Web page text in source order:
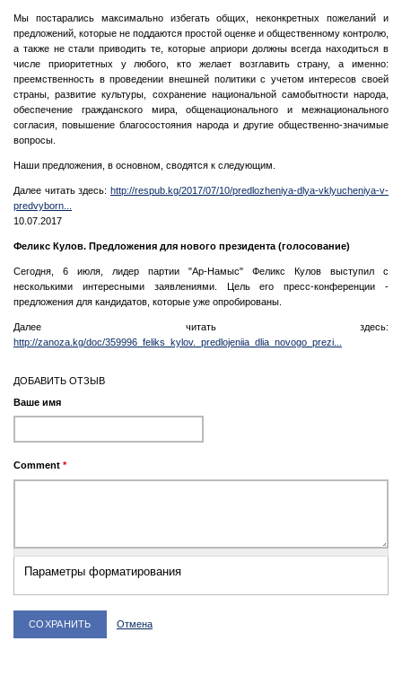
Мы постарались максимально избегать общих, неконкретных пожеланий и
предложений, которые не поддаются простой оценке и общественному контролю,
а также не стали приводить те, которые априори должны всегда находиться в
числе приоритетных у любого, кто желает возглавить страну, а именно:
преемственность в проведении внешней политики с учетом интересов своей
страны, развитие культуры, сохранение национальной самобытности народа,
обеспечение гражданского мира, общенационального и межнационального
согласия, повышение благосостояния народа и другие общественно-значимые
вопросы.
Наши предложения, в основном, сводятся к следующим.
Далее читать здесь: http://respub.kg/2017/07/10/predlozheniya-dlya-vklyucheniya-v-
predvyborn...
10.07.2017
Феликс Кулов. Предложения для нового президента (голосование)
Сегодня, 6 июля, лидер партии "Ар-Намыс" Феликс Кулов выступил с
несколькими интересными заявлениями. Цель его пресс-конференции -
предложения для кандидатов, которые уже опробированы.
Далее читать здесь:
http://zanoza.kg/doc/359996_feliks_kylov._predlojeniia_dlia_novogo_prezi...
ДОБАВИТЬ ОТЗЫВ
Ваше имя
Comment *
Параметры форматирования
Отмена